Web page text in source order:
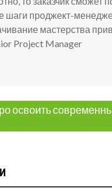
шаги проджект-
мастерства
Project Manager
освоить